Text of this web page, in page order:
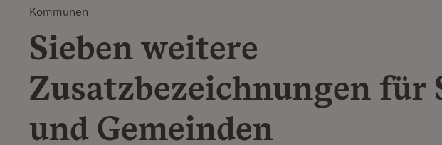
Kommunen
Sieben weitere
Zusatzbezeichnungen für
und Gemeinden